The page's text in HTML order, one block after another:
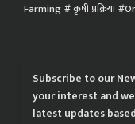
Farming कृषी प्रक्रिया
Subscribe to our
your interest and
latest updates